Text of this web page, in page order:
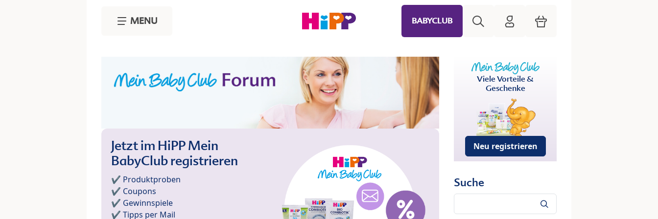
MENU BABYCLUB HiPP Mein Babyclub
Warenkorb
Jetzt im HiPP Mein
BabyClub registrieren
✔️ Produktproben
✔️ Coupons
✔️ Gewinnspiele
✔️ Tipps per Mail
Viele Vorteile &
Geschenke
Neu registrieren
Suche